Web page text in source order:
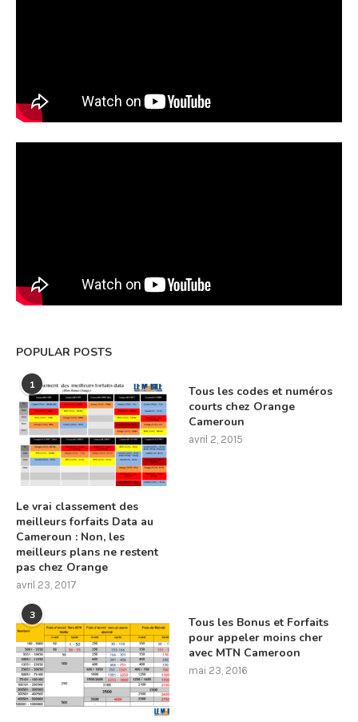
POPULAR POSTS
1
Le vrai classement des
meilleurs forfaits Data au
Cameroun : Non, les
meilleurs plans ne restent
pas chez Orange
avril 23, 2017
Tous les codes et numéros
courts chez Orange
Cameroun
avril 2, 2015
3
Tous les Bonus et Forfaits
pour appeler moins cher
avec MTN Cameroon
mai 23, 2016